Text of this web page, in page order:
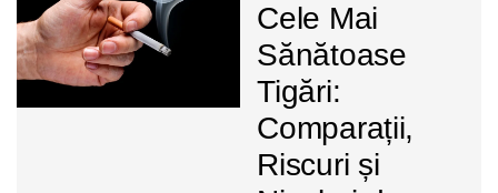
Cele Mai
Sănătoase
Tigări:
Comparații,
Riscuri și